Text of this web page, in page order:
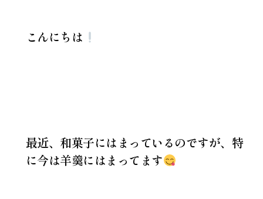
こんにちは
最近、和菓子にはまっているのですが、特
に今は羊羹にはまってます